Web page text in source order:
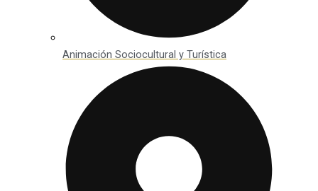
Animación Sociocultural y Turística